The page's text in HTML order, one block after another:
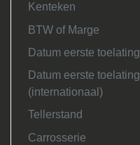
Kenteken
BTW of Marge
Datum eerste toelating
Datum eerste toelating
(internationaal)
Tellerstand
Carrosserie